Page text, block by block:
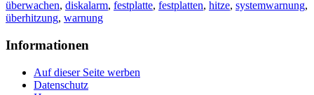
überwachen, diskalarm, festplatte, festplatten, hitze, systemwarnung,
überhitzung, warnung
Informationen
Auf dieser Seite werben
Datenschutz